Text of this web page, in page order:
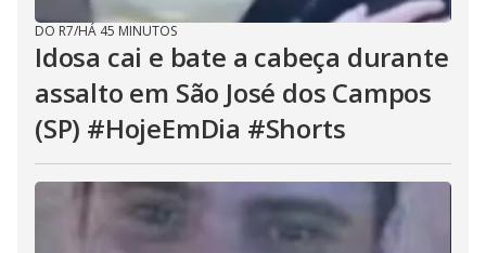
DO R7/HÁ 45 MINUTOS
Idosa cai e bate a cabeça durante
assalto em São José dos Campos
(SP) #HojeEmDia #Shorts